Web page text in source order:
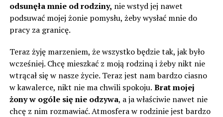
odsunęła mnie od rodziny, nie wstyd jej nawet
podsuwać mojej żonie pomysłu, żeby wysłać mnie do
pracy za granicę.
Teraz żyję marzeniem, że wszystko będzie tak, jak było
wcześniej. Chcę mieszkać z moją rodziną i żeby nikt nie
wtrącał się w nasze życie. Teraz jest nam bardzo ciasno
w kawalerce, nikt nie ma chwili spokoju. Brat mojej
żony w ogóle się nie odzywa, a ja właściwie nawet nie
chcę z nim rozmawiać. Atmosfera w rodzinie jest bardzo